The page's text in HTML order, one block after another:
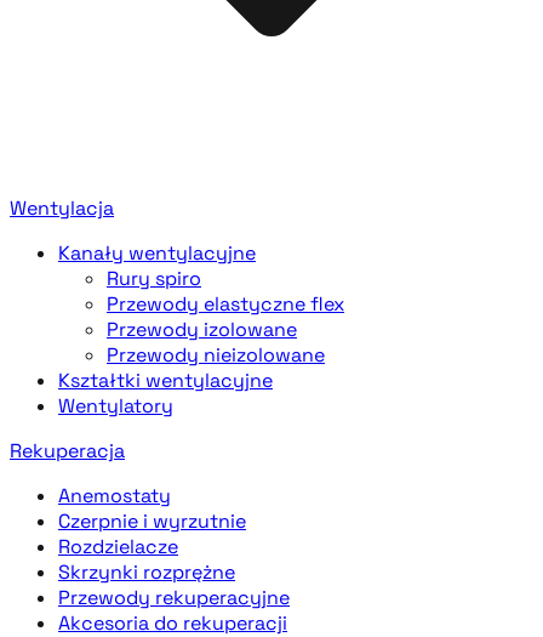
Wentylacja
Kanały wentylacyjne
Rury spiro
Przewody elastyczne flex
Przewody izolowane
Przewody nieizolowane
Kształtki wentylacyjne
Wentylatory
Rekuperacja
Anemostaty
Czerpnie i wyrzutnie
Rozdzielacze
Skrzynki rozprężne
Przewody rekuperacyjne
Akcesoria do rekuperacji